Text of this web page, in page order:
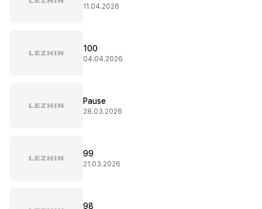
11.04.2026
100
04.04.2026
Pause
28.03.2026
99
21.03.2026
98